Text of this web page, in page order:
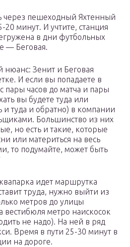
через пешеходный Яхтенный
20 минут. И учтите, станция
в дни футбольных
— Беговая.
нюанс: Зенит и Беговая
И если вы попадаете в
пары часов до матча и пары
вы будете туда или
и туда и обратно) в компании
Большинство из них
но есть и такие, которые
или материться на весь
то подумайте, может быть
идет маршрутка
труда, нужно выйти из
метров до улицы
метро наискосок
не надо). На ней в ряд
Время в пути 25-30 минут в
на дороге.